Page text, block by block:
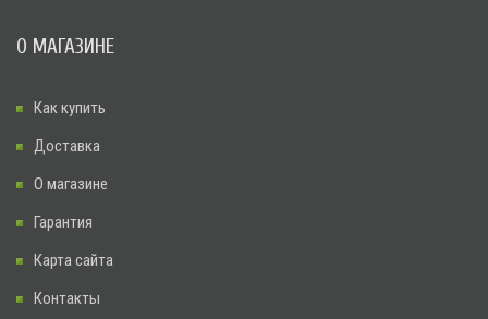
О МАГАЗИНЕ
Как купить
Доставка
О магазине
Гарантия
Карта сайта
Контакты